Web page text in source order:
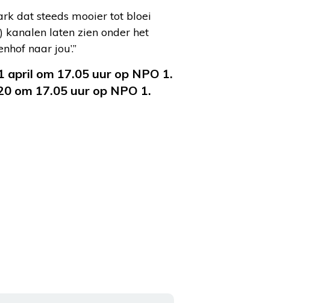
dat steeds mooier tot bloei
laten zien onder het
naar jou’.”
om 17.05 uur op NPO 1.
om 17.05 uur op NPO 1.